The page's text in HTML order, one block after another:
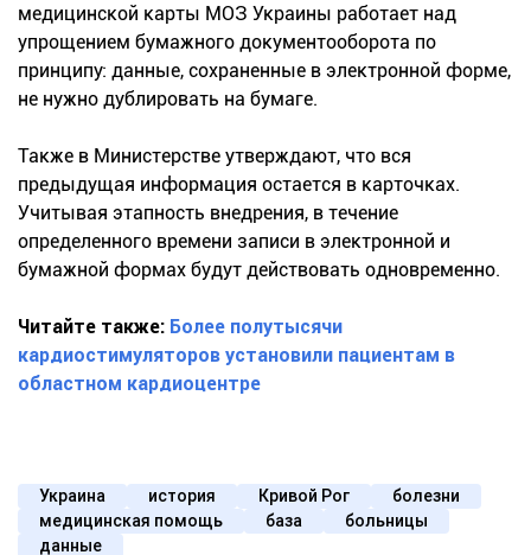
медицинской карты МОЗ Украины работает над
упрощением бумажного документооборота по
принципу: данные, сохраненные в электронной форме,
не нужно дублировать на бумаге.
Также в Министерстве утверждают, что вся
предыдущая информация остается в карточках.
Учитывая этапность внедрения, в течение
определенного времени записи в электронной и
бумажной формах будут действовать одновременно.
Читайте также: Более полутысячи
кардиостимуляторов установили пациентам в
областном кардиоцентре
Украина история Кривой Рог
болезни
медицинская помощь
база
больницы
данные